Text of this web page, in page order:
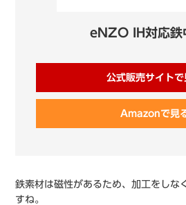
eNZO IH対応鉄
公式販売サイトで
Amazonで見
鉄素材は磁性があるため、加工をしな
すね。